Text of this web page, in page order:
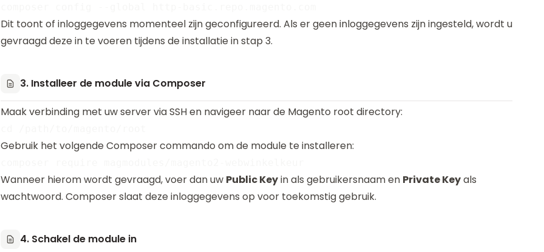
Dit toont of inloggegevens momenteel zijn geconfigureerd. Als er geen inloggegevens zijn ingesteld, wordt u
gevraagd deze in te voeren tijdens de installatie in stap 3.
3. Installeer de module via Composer
Maak verbinding met uw server via SSH en navigeer naar de Magento root directory:
Gebruik het volgende Composer commando om de module te installeren:
Wanneer hierom wordt gevraagd, voer dan uw Public Keyin als gebruikersnaam en Private Keyals
wachtwoord. Composer slaat deze inloggegevens op voor toekomstig gebruik.
4. Schakel de module in